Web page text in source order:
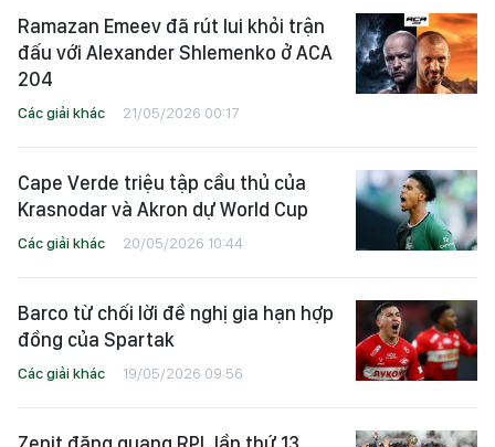
Ramazan Emeev đã rút lui khỏi trận
đấu với Alexander Shlemenko ở ACA
204
Các giải khác 21/05/2026 00:17
Cape Verde triệu tập cầu thủ của
Krasnodar và Akron dự World Cup
Các giải khác 20/05/2026 10:44
Barco từ chối lời đề nghị gia hạn hợp
đồng của Spartak
Các giải khác 19/05/2026 09:56